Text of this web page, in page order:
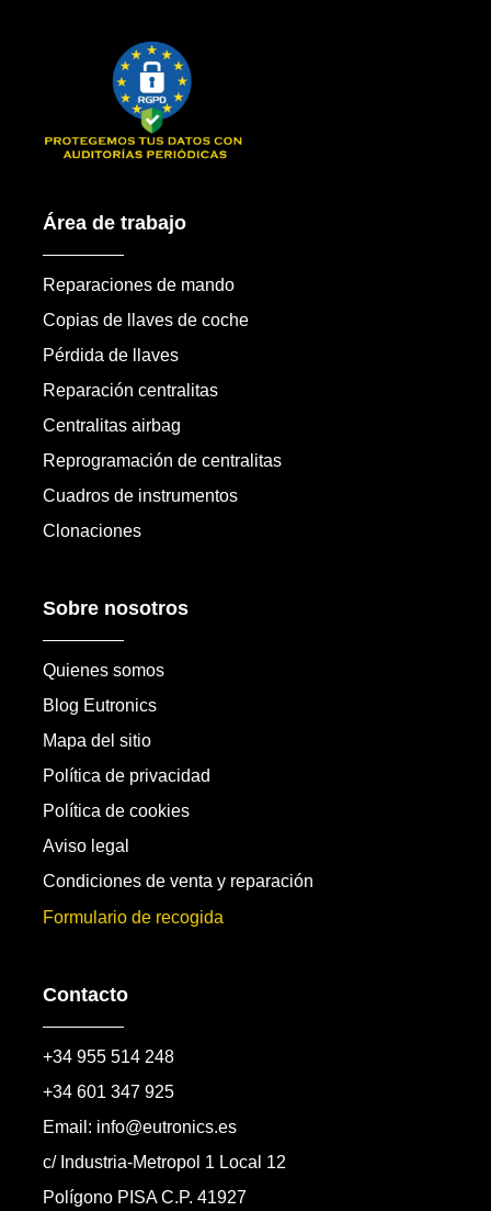
Área de trabajo
Reparaciones de mando
Copias de llaves de coche
Pérdida de llaves
Reparación centralitas
Centralitas airbag
Reprogramación de centralitas
Cuadros de instrumentos
Clonaciones
Sobre nosotros
Quienes somos
Blog Eutronics
Mapa del sitio
Política de privacidad
Política de cookies
Aviso legal
Condiciones de venta y reparación
Formulario de recogida
Contacto
+34 955 514 248
+34 601 347 925
Email: info@eutronics.es
c/ Industria-Metropol 1 Local 12
Polígono PISA C.P. 41927